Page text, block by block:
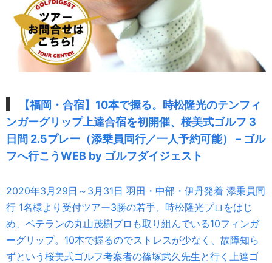
【福岡・合宿】10本で握る。時松隆光のテンフィ
ンガーグリップ上達合宿を初開催、桜美式ゴルフ 3
日間 2.5プレー（添乗員同行／一人予約可能） – ゴル
フへ行こうWEB by ゴルフダイジェスト
2020年3月29日～3月31日 羽田・中部・伊丹発着 添乗員同
行 1名様より受付ツアー3勝の若手、時松隆光プロをはじ
め、ベテランの丸山茂樹プロも取り組んでいる10フィンガ
ーグリップ。10本で握るのでストレスが少なく、故障知ら
ずという桜美式ゴルフ考案者の篠塚武久先生と行く上達ゴ